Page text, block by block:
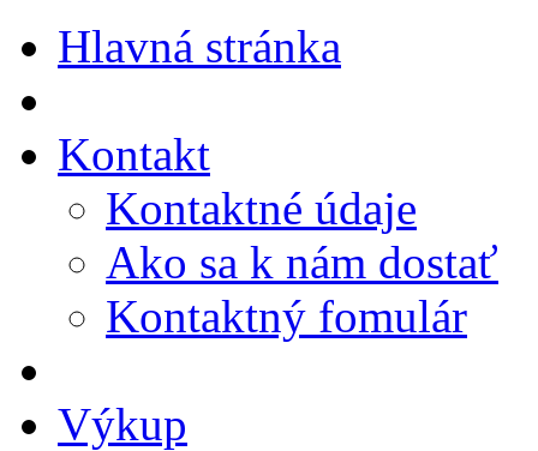
Hlavná stránka
Kontakt
Kontaktné údaje
Ako sa k nám dostať
Kontaktný fomulár
Výkup